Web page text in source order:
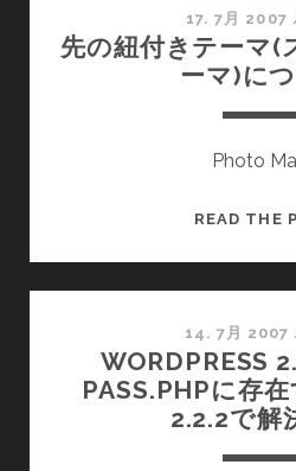
17. 7月 2007
先の紐付きテーマ(
ーマ)に
Photo
READ THE
14. 7月 2007
WORDPRESS
PASS.PHPに存
2.2.2で解